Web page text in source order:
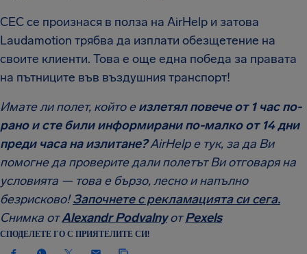
СЕС се произнася в полза на AirHelp и затова
Laudamotion трябва да изплати обезщетение на
своите клиенти. Това е още една победа за правата
на пътниците във въздушния транспорт!
Имате ли полет, който еизлетял повече от 1 час по-
рано и сте били информирани по-малко от 14 дни
преди часа на излитане?AirHelp е тук, за да Ви
помогне да проверите дали полетът Ви отговаря на
условията — това е бързо, лесно и напълно
безрисково!Започнете с рекламацията си сега.
Снимка отAlexandr PodvalnyотPexels
СПОДЕЛЕТЕ ГО С ПРИЯТЕЛИТЕ СИ!